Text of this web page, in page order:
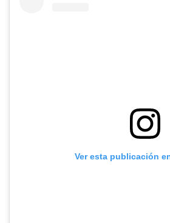
Ver esta publicación